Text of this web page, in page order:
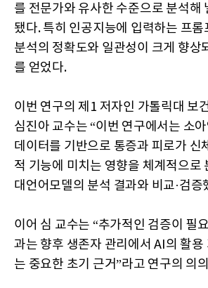
를 전문가와 유사한 수준으로 분석해
됐다. 특히 인공지능에 입력하는 프
분석의 정확도와 일관성이 크게 향상
를 얻었다.
이번 연구의 제1 저자인 가톨릭대 보
심진아 교수는 “이번 연구에서는 소
데이터를 기반으로 통증과 피로가 신
적 기능에 미치는 영향을 체계적으로
대언어모델의 분석 결과와 비교·검증
이어 심 교수는 “추가적인 검증이 필
과는 향후 생존자 관리에서 AI의 활용
는 중요한 초기 근거”라고 연구의 의